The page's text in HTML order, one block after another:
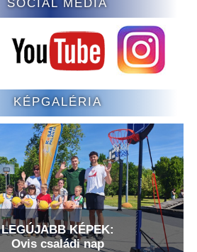
SOCIAL MEDIA
KÉPGALÉRIA
LEGÚJABB KÉPEK:
Ovis családi nap